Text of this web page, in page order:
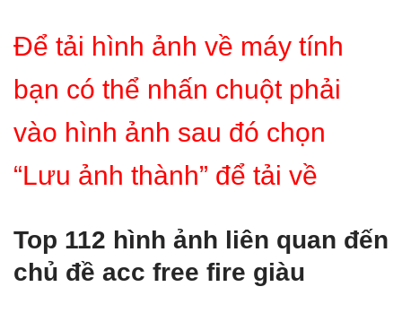
Để tải hình ảnh về máy tính
bạn có thể nhấn chuột phải
vào hình ảnh sau đó chọn
“Lưu ảnh thành” để tải về
Top 112 hình ảnh liên quan đến
chủ đề acc free fire giàu